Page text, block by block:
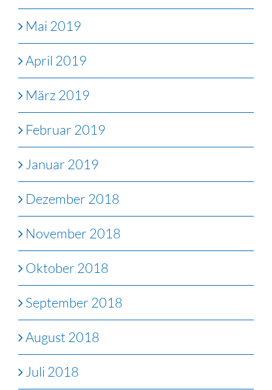
Mai 2019
April 2019
März 2019
Februar 2019
Januar 2019
Dezember 2018
November 2018
Oktober 2018
September 2018
August 2018
Juli 2018